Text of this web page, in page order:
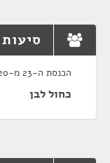
סיעות
הכנסת ה-23 מ-19/06/2020 עד 05/01/2021
כחול לבן